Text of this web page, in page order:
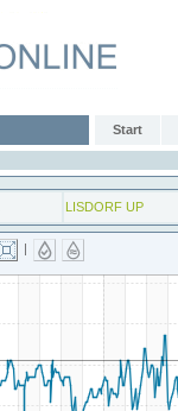
Start
LISDORF UP
|